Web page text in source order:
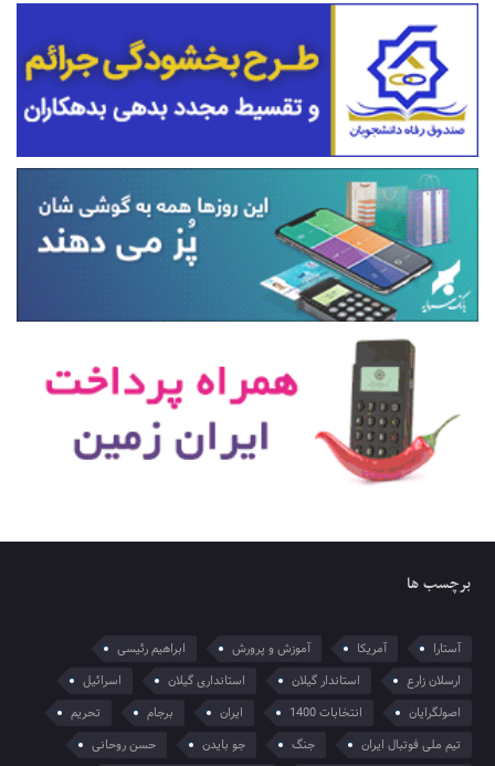
برچسب ها
آستارا آمریکا آموزش و پرورش
ابراهیم رئیسی
ارسلان زارع
استاندار گیلان استانداری گیلان
اسرائیل
اصولگرایان
انتخابات 1400 ایران برجام
تحریم
تیم ملی فوتبال ایران
جنگ جو بایدن حسن روحانی